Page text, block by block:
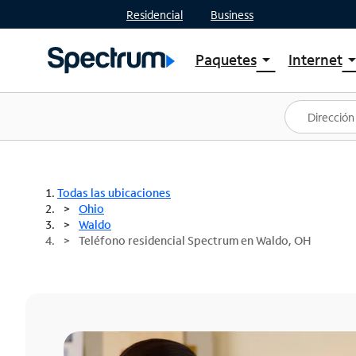
Residencial Business
Paquetesarrow_drop_down
Ver paquetes
Spectrum One
Mejores ofertas
Internetarrow_drop_down
Planes
Todas las ubicaciones
Ohio
Waldo
Teléfono residencial Spectrum en Waldo, OH